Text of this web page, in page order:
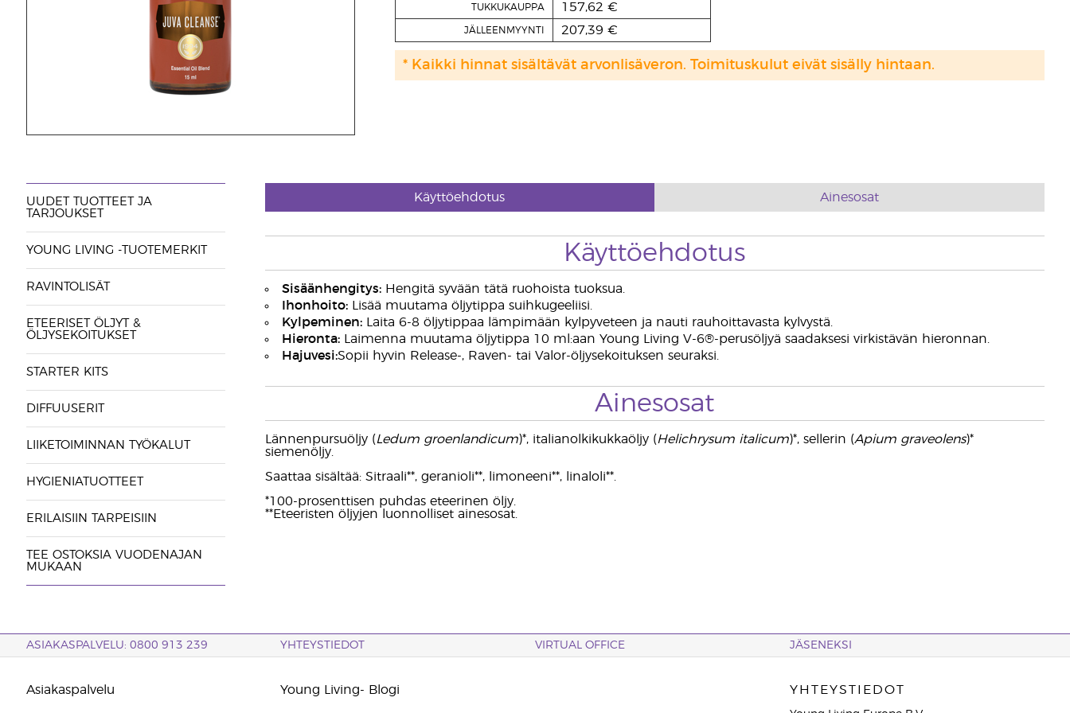
TUKKUKAUPPA 157,62 €
JÄLLEENMYYNTI 207,39 €
* Kaikki hinnat sisältävät arvonlisäveron. Toimituskulut eivät sisälly hintaan.
UUDET TUOTTEET JA
TARJOUKSET
YOUNG LIVING -TUOTEMERKIT
RAVINTOLISÄT
ETEERISET ÖLJYT &
ÖLJYSEKOITUKSET
STARTER KITS
DIFFUUSERIT
LIIKETOIMINNAN TYÖKALUT
HYGIENIATUOTTEET
ERILAISIIN TARPEISIIN
TEE OSTOKSIA VUODENAJAN
MUKAAN
Käyttöehdotus Ainesosat
Käyttöehdotus
Sisäänhengitys:Hengitä syvään tätä ruohoista tuoksua.
Ihonhoito:Lisää muutama öljytippa suihkugeeliisi.
Kylpeminen:Laita 6-8 öljytippaa lämpimään kylpyveteen ja nauti rauhoittavasta kylvystä.
Hieronta:Laimenna muutama öljytippa 10 ml:aan Young Living V-6®-perusöljyä saadaksesi virkistävän hieronnan.
Hajuvesi:Sopii hyvin Release-, Raven- tai Valor-öljysekoituksen seuraksi.
Ainesosat
Lännenpursuöljy (Ledum groenlandicum)*, italianolkikukkaöljy (Helichrysum italicum)*, sellerin (Apium graveolens)*
siemenöljy.
Saattaa sisältää: Sitraali**, geranioli**, limoneeni**, linaloli**.
*100-prosenttisen puhdas eteerinen öljy.
**Eteeristen öljyjen luonnolliset ainesosat.
ASIAKASPALVELU: 0800 913 239 YHTEYSTIEDOT VIRTUAL OFFICE JÄSENEKSI
Asiakaspalvelu Young Living- Blogi YHTEYSTIEDOT